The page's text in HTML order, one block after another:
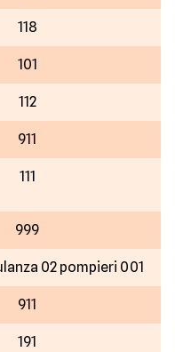
118
101
112
911
111
999
02 pompieri 001
911
191